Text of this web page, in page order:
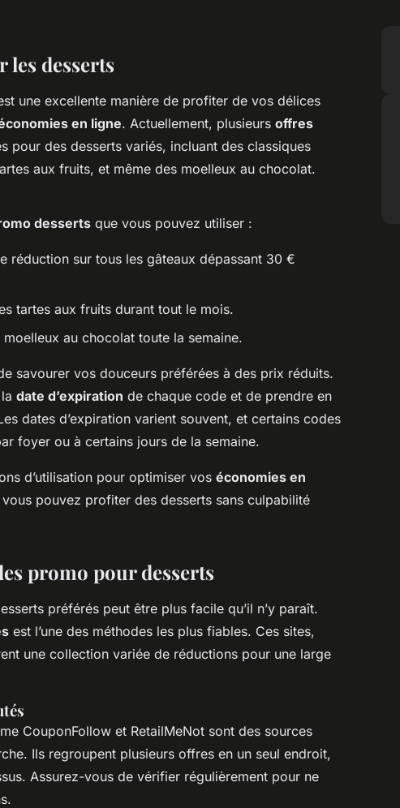
les desserts
une excellente manière de profiter de vos délices
en ligne. Actuellement, plusieurs offres
pour des desserts variés, incluant des classiques
aux fruits, et même des moelleux au chocolat.
desserts que vous pouvez utiliser :
réduction sur tous les gâteaux dépassant 30 €
tartes aux fruits durant tout le mois.
au chocolat toute la semaine.
savourer vos douceurs préférées à des prix réduits.
date d’expiration de chaque code et de prendre en
dates d’expiration varient souvent, et certains codes
foyer ou à certains jours de la semaine.
d’utilisation pour optimiser vos économies en
pouvez profiter des desserts sans culpabilité
promo pour desserts
préférés peut être plus facile qu’il n’y paraît.
est l’une des méthodes les plus fiables. Ces sites,
une collection variée de réductions pour une large
CouponFollow et RetailMeNot sont des sources
Ils regroupent plusieurs offres en un seul endroit,
Assurez-vous de vérifier régulièrement pour ne